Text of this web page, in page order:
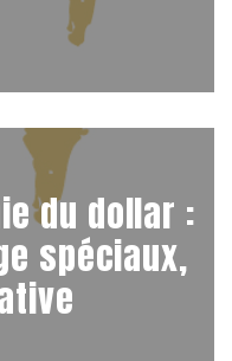
du dollar :
spéciaux,